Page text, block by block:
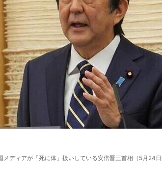
メディアが「死に体」扱いしている安倍晋三首相（5月24日